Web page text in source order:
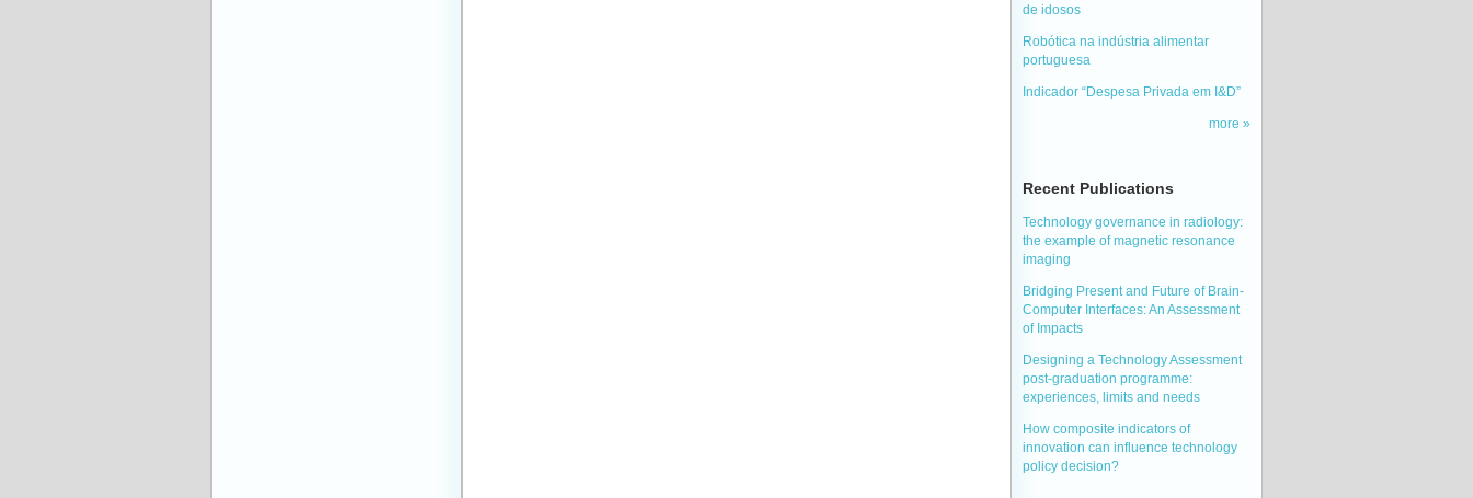
de idosos
Robótica na indústria alimentar
portuguesa
Indicador “Despesa Privada em I&D”
more
Recent Publications
Technology governance in radiology:
the example of magnetic resonance
imaging
Bridging Present and Future of Brain-
Computer Interfaces: An Assessment
of Impacts
Designing a Technology Assessment
post-graduation programme:
experiences, limits and needs
How composite indicators of
innovation can influence technology
policy decision?